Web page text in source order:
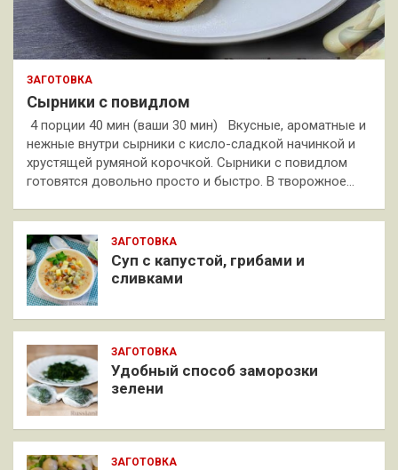
ЗАГОТОВКА
Сырники с повидлом
4 порции 40 мин (ваши 30 мин) Вкусные, ароматные и
нежные внутри сырники с кисло-сладкой начинкой и
хрустящей румяной корочкой. Сырники с повидлом
готовятся довольно просто и быстро. В творожное…
ЗАГОТОВКА
Суп с капустой, грибами и
сливками
ЗАГОТОВКА
Удобный способ заморозки
зелени
ЗАГОТОВКА